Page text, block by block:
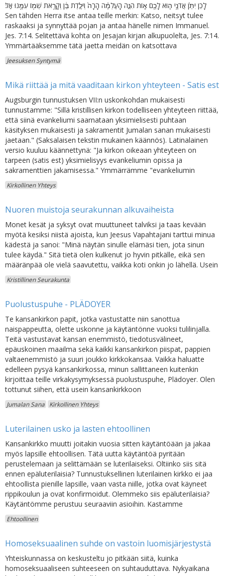
לָכֵן יִתֵּ֙ן אֲדֹנָ֥י ה֛וּא לָכֶ֖ם א֑וֹת הִנֵּ֣ה הָעַלְמָ֗ה הָרָה֙ וְיֹלֶ֣דֶת בֵּ֔ן וְקָרָ֥את שְׁמ֖וֹ עִמָּ֥נוּ אֵֽל׃
Sen tähden Herra itse antaa teille merkin: Katso, neitsyt tulee
raskaaksi ja synnyttää pojan ja antaa hänelle nimen Immanuel.
Jes. 7:14. Selitettävä kohta on Jesajan kirjan alkupuolelta, Jes. 7:14.
Ymmärtääksemme tätä jaetta meidän on katsottava
Jeesuksen Syntymä
Mikä riittää ja mitä vaaditaan kirkon yhteyteen - Satis est
Augsburgin tunnustuksen VII:n uskonkohdan mukaisesti
tunnustamme: "Sillä kristillisen kirkon todelliseen yhteyteen riittää,
että siinä evankeliumi saarnataan yksimielisesti puhtaan
käsityksen mukaisesti ja sakramentit Jumalan sanan mukaisesti
jaetaan." (Saksalaisen tekstin mukainen käännös). Latinalainen
versio kuuluu käännettynä: "Ja kirkon oikeaan yhteyteen on
tarpeen (satis est) yksimielisyys evankeliumin opissa ja
sakramenttien jakamisessa." Ymmärrämme "evankeliumin
Kirkollinen Yhteys
Nuoren muistoja seurakunnan alkuvaiheista
Monet kesät ja syksyt ovat muuttuneet talviksi ja taas kevään
myötä kesiksi niistä ajoista, kun Jeesus Vapahtajani tarttui minua
kädestä ja sanoi: "Minä näytän sinulle elämäsi tien, jota sinun
tulee käydä." Sitä tietä olen kulkenut jo hyvin pitkälle, eikä sen
määränpää ole vielä saavutettu, vaikka koti onkin jo lähellä. Usein
Kristillinen Seurakunta
Puolustuspuhe - PLÄDOYER
Te kansankirkon papit, jotka vastustatte niin sanottua
naispappeutta, olette uskonne ja käytäntönne vuoksi tulilinjalla.
Teitä vastustavat kansan enemmistö, tiedotusvälineet,
epäuskoinen maailma sekä kaikki kansankirkon piispat, pappien
valtaenemmistö ja suuri joukko kirkkokansaa. Vaikka haluatte
edelleen pysyä kansankirkossa, minun sallittaneen kuitenkin
kirjoittaa teille virkakysymyksessä puolustuspuhe, Plädoyer. Olen
tottunut siihen, että usein kansankirkkoon
Jumalan Sana Kirkollinen Yhteys
Luterilainen usko ja lasten ehtoollinen
Kansankirkko muutti joitakin vuosia sitten käytäntöään ja jakaa
myös lapsille ehtoollisen. Tätä uutta käytäntöä pyritään
perustelemaan ja selittämään se luterilaiseksi. Oltiinko siis sitä
ennen epäluterilaisia? Tunnustuksellinen luterilainen kirkko ei jaa
ehtoollista pienille lapsille, vaan vasta niille, jotka ovat käyneet
rippikoulun ja ovat konfirmoidut. Olemmeko siis epäluterilaisia?
Käytäntömme perustuu seuraaviin asioihin. Kastamme
Ehtoollinen
Homoseksuaalinen suhde on vastoin luomisjärjestystä
Yhteiskunnassa on keskusteltu jo pitkään siitä, kuinka
homoseksuaaliseen suhteeseen on suhtauduttava. Nykyaikana